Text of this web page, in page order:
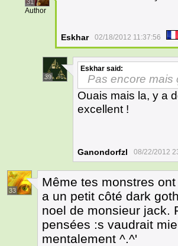
31
Author
Eskhar 02/18/2012 11:37:56
39
Eskhar said:
Pas encore mais
Ouais mais la, y a
excellent !
Ganondorfzl 08/22/2012
33
Même tes monstres
a un petit côté dark
noel de monsieur jack.
pensées :s vaudrait
mentalement ^.^'